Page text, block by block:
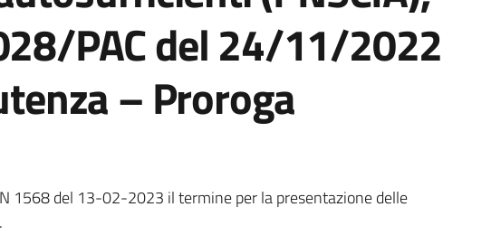
PAC del 24/11/2022
– Proroga
1568 del 13-02-2023 il termine per la presentazione delle